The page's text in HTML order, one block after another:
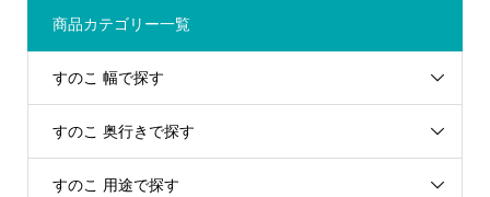
商品カテゴリー一覧
すのこ 幅で探す
すのこ 奥行きで探す
すのこ 用途で探す